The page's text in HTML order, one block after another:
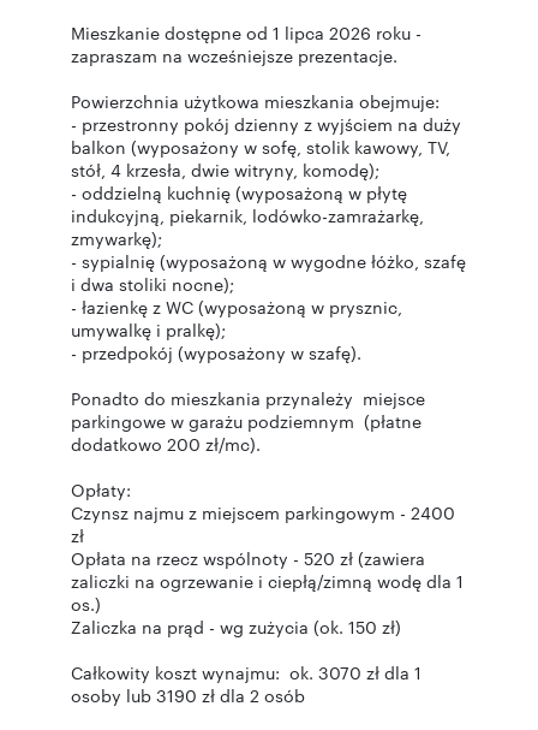
Mieszkanie dostępne od 1 lipca 2026 roku -
zapraszam na wcześniejsze prezentacje.
Powierzchnia użytkowa mieszkania obejmuje:
- przestronny pokój dzienny z wyjściem na duży
balkon (wyposażony w sofę, stolik kawowy, TV,
stół, 4 krzesła, dwie witryny, komodę);
- oddzielną kuchnię (wyposażoną w płytę
indukcyjną, piekarnik, lodówko-zamrażarkę,
zmywarkę);
- sypialnię (wyposażoną w wygodne łóżko, szafę
i dwa stoliki nocne);
- łazienkę z WC (wyposażoną w prysznic,
umywalkę i pralkę);
- przedpokój (wyposażony w szafę).
Ponadto do mieszkania przynależy miejsce
parkingowe w garażu podziemnym (płatne
dodatkowo 200 zł/mc).
Opłaty:
Czynsz najmu z miejscem parkingowym - 2400
zł
Opłata na rzecz wspólnoty - 520 zł (zawiera
zaliczki na ogrzewanie i ciepłą/zimną wodę dla 1
os.)
Zaliczka na prąd - wg zużycia (ok. 150 zł)
Całkowity koszt wynajmu: ok. 3070 zł dla 1
osoby lub 3190 zł dla 2 osób